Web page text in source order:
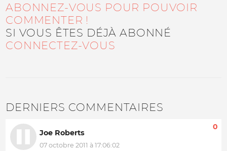
ABONNEZ-VOUS POUR POUVOIR
COMMENTER !
SI VOUS ÊTES DÉJÀ ABONNÉ
CONNECTEZ-VOUS
DERNIERS COMMENTAIRES
Joe Roberts
07 octobre 2011 à 17:06:02
0